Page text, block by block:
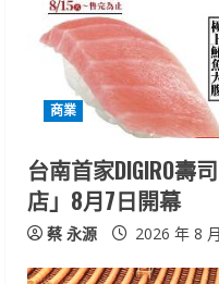
a
n
g
商業
台南首家DIGIRO壽
店」8月7日開幕
蔡 永源 2026 年 8